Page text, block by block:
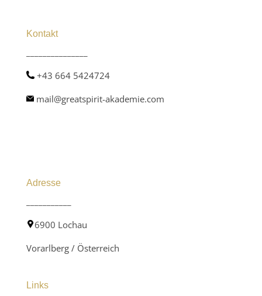
Kontakt
+43 664 5424724
mail@greatspirit-akademie.com
Adresse
6900 Lochau
Vorarlberg / Österreich
Links